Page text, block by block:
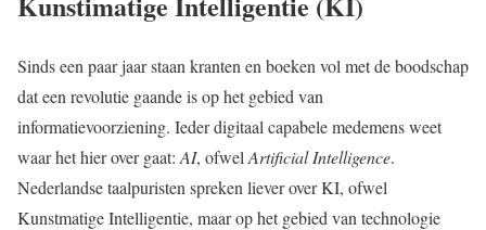
Sinds een paar jaar staan kranten en boeken vol met de boodschap
dat een revolutie gaande is op het gebied van
informatievoorziening. Ieder digitaal capabele medemens weet
waar het hier over gaat: AI, ofwel Artificial Intelligence.
Nederlandse taalpuristen spreken liever over KI, ofwel
Kunstmatige Intelligentie, maar op het gebied van technologie